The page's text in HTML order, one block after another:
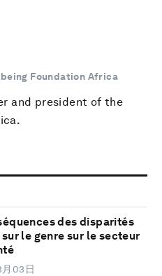
Foundation Africa
and president of the
des disparités
le genre sur le secteur
03日